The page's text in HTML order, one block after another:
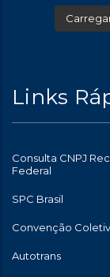
Links
Consulta CNPJ
Federal
SPC Brasil
Convenção
Autotrans